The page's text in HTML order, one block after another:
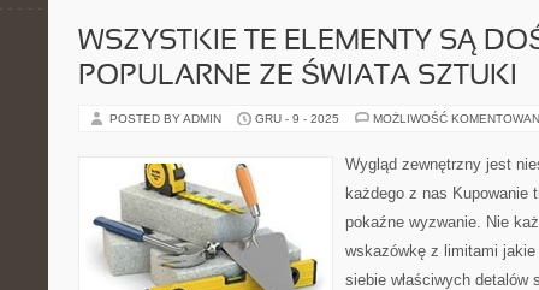
WSZYSTKIE TE ELEMENTY SĄ
POPULARNE ZE ŚWIATA SZTUKI
POSTED BY ADMIN GRU - 9 - 2025 MOŻLIWOŚĆ
Wygląd zewnętrzny jest
każdego z nas Kupowanie
pokaźne wyzwanie. Nie
wskazówkę z limitami
siebie właściwych detalów